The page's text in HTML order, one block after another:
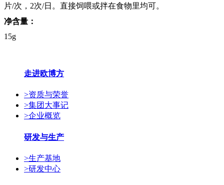
片/次，2次/日。直接饲喂或拌在食物里均可。
净含量：
15g
走进欧博方
>资质与荣誉
>集团大事记
>企业概览
研发与生产
>生产基地
>研发中心